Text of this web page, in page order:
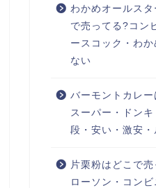
わかめオールス
で売ってる?コン
ースコック・わ
ない
バーモントカレ
スーパー・ドン
段・安い・激安
片栗粉はどこで
ローソン・コン